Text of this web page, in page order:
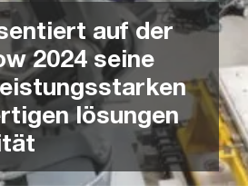
auf der
2024 seine
lösungen